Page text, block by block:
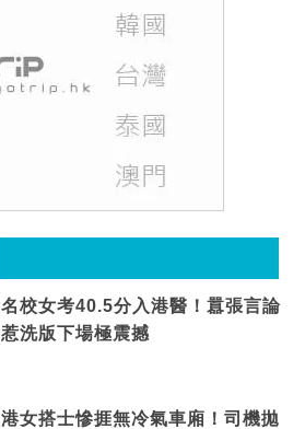
名校女考40.5分入港醫！囂張言論
惹洗版下場極震撼
港女搭士慘捱無冷氣車廂！司機拋